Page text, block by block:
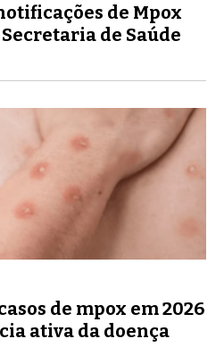
de Mpox
de Saúde
de mpox em 2026
ativa da doença